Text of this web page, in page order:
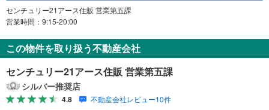
センチュリー21アース住販 営業第五課
営業時間：9:15-20:00
この物件を取り扱う不動産会社
センチュリー21アース住販 営業第五課
シルバー推奨店
4.8 不動産会社レビュー10件